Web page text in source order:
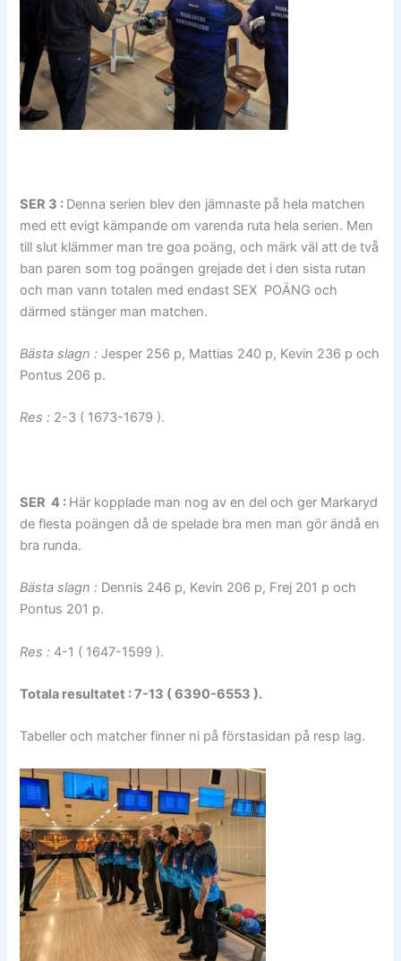
SER 3 : Denna serien blev den jämnaste på hela matchen
med ett evigt kämpande om varenda ruta hela serien. Men
till slut klämmer man tre goa poäng, och märk väl att de två
ban paren som tog poängen grejade det i den sista rutan
och man vann totalen med endast SEX POÄNG och
därmed stänger man matchen.
Bästa slagn : Jesper 256 p, Mattias 240 p, Kevin 236 p och
Pontus 206 p.
Res : 2-3 ( 1673-1679 ).
SER 4 : Här kopplade man nog av en del och ger Markaryd
de flesta poängen då de spelade bra men man gör ändå en
bra runda.
Bästa slagn : Dennis 246 p, Kevin 206 p, Frej 201 p och
Pontus 201 p.
Res : 4-1 ( 1647-1599 ).
Totala resultatet : 7-13 ( 6390-6553 ).
Tabeller och matcher finner ni på förstasidan på resp lag.